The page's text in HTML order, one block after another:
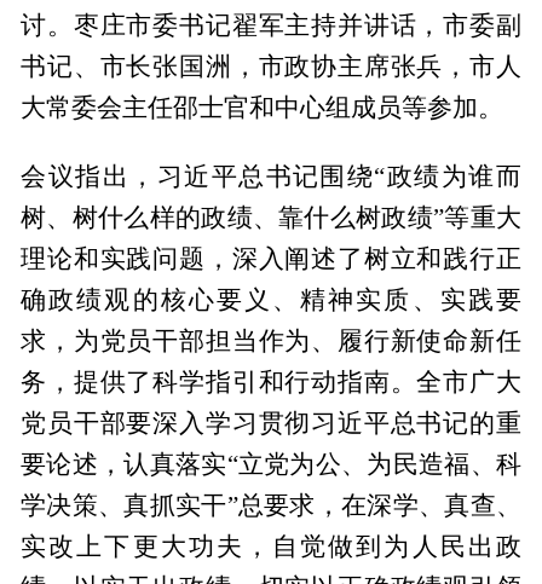
讨。枣庄市委书记翟军主持并讲话，市委副
书记、市长张国洲，市政协主席张兵，市人
大常委会主任邵士官和中心组成员等参加。
会议指出，习近平总书记围绕“政绩为谁而
树、树什么样的政绩、靠什么树政绩”等重大
理论和实践问题，深入阐述了树立和践行正
确政绩观的核心要义、精神实质、实践要
求，为党员干部担当作为、履行新使命新任
务，提供了科学指引和行动指南。全市广大
党员干部要深入学习贯彻习近平总书记的重
要论述，认真落实“立党为公、为民造福、科
学决策、真抓实干”总要求，在深学、真查、
实改上下更大功夫，自觉做到为人民出政